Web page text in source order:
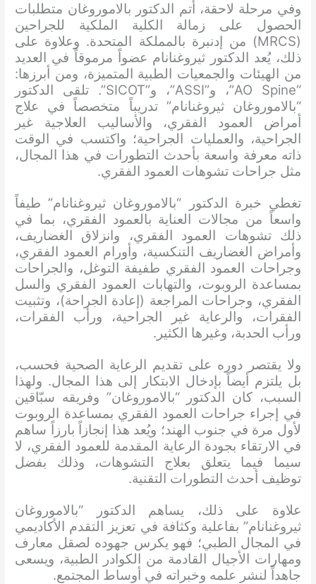
وفي مرحلة لاحقة، أتم الدكتور بالاموروغان متطلبات
الحصول على زمالة الكلية الملكية للجراحين
(MRCS) من إدنبرة بالمملكة المتحدة. وعلاوة على
ذلك، يُعد الدكتور ثيروغنانام عضواً مرموقاً في العديد
من الهيئات والجمعيات الطبية المتميزة، ومن أبرزها:
“AO Spine”، و”ASSI”، و”SICOT”. تلقى الدكتور
“بالاموروغان ثيروغنانام” تدريباً متخصصاً في علاج
أمراض العمود الفقري، والأساليب العلاجية غير
الجراحية، والعمليات الجراحية؛ واكتسب في الوقت
ذاته معرفة واسعة بأحدث التطورات في هذا المجال،
مثل جراحات تشوهات العمود الفقري.
تغطي خبرة الدكتور “بالاموروغان ثيروغنانام” طيفاً
واسعاً من مجالات العناية بالعمود الفقري، بما في
ذلك تشوهات العمود الفقري، وانزلاق الغضاريف،
وأمراض الغضاريف التنكسية، وأورام العمود الفقري،
وجراحات العمود الفقري طفيفة التوغل، والجراحات
بمساعدة الروبوت، والتهابات العمود الفقري والسل
الفقري، وجراحات المراجعة (إعادة الجراحة)، وتثبيت
الفقرات، والرعاية غير الجراحية، ورأب الفقرات،
ورأب الحدبة، وغيرها الكثير.
ولا يقتصر دوره على تقديم الرعاية الصحية فحسب،
بل يلتزم أيضاً بإدخال الابتكار إلى هذا المجال. ولهذا
السبب، كان الدكتور “بالاموروغان” وفريقه سبّاقين
في إجراء جراحات العمود الفقري بمساعدة الروبوت
لأول مرة في جنوب الهند؛ ويُعد هذا إنجازاً بارزاً ساهم
في الارتقاء بجودة الرعاية المقدمة للعمود الفقري، لا
سيما فيما يتعلق بعلاج التشوهات، وذلك بفضل
توظيف أحدث التطورات التقنية.
علاوة على ذلك، يساهم الدكتور “بالاموروغان
ثيروغنانام” بفاعلية وكثافة في تعزيز التقدم الأكاديمي
في المجال الطبي؛ فهو يكرس جهوده لصقل معارف
ومهارات الأجيال القادمة من الكوادر الطبية، ويسعى
جاهداً لنشر علمه وخبراته في أوساط المجتمع.